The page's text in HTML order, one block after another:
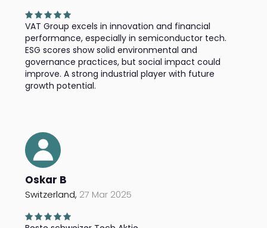
VAT Group excels in innovation and financial
performance, especially in semiconductor tech.
ESG scores show solid environmental and
governance practices, but social impact could
improve. A strong industrial player with future
growth potential.
Oskar B
Switzerland, 27 Mar 2025